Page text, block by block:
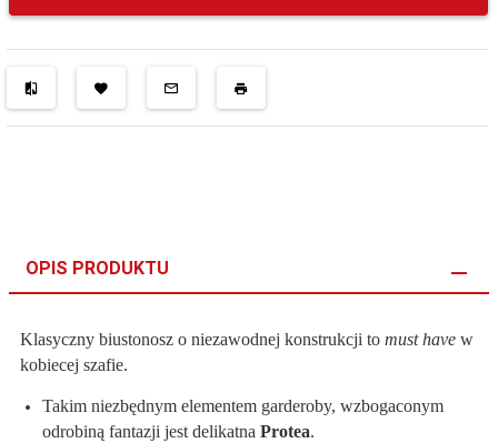
OPIS PRODUKTU
Klasyczny biustonosz o niezawodnej konstrukcji to must have w
kobiecej szafie.
Takim niezbędnym elementem garderoby, wzbogaconym
odrobiną fantazji jest delikatna Protea.